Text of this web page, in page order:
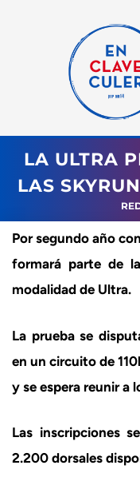
LA ULTRA
LAS
Por segundo año
formará parte de
modalidad de Ultra.
La prueba se
en un circuito de
y se espera reunir a
Las inscripciones
2.200 dorsales